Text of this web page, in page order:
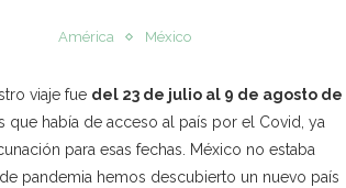
América México
libre: itinerario e
viaje fue del 23 de julio al 9 de agosto de
había de acceso al país por el Covid, ya
para esas fechas. México no estaba
pandemia hemos descubierto un nuevo país